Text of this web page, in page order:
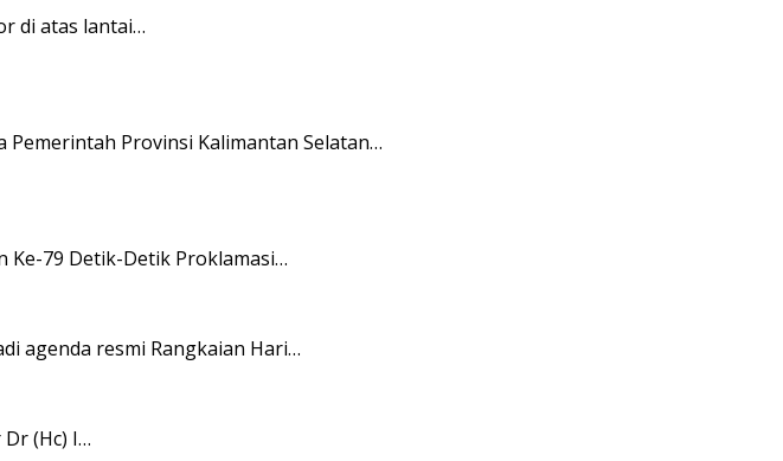
di atas lantai…
Pemerintah Provinsi Kalimantan Selatan…
Ke-79 Detik-Detik Proklamasi…
agenda resmi Rangkaian Hari…
(Hc) I…